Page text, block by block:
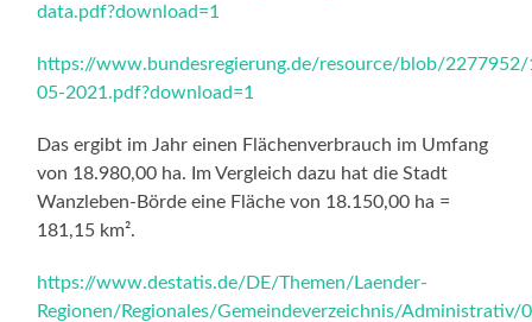
data.pdf?download=1
https://www.bundesregierung.de/resource/blob/
05-2021.pdf?download=1
Das ergibt im Jahr einen Flächenverbrauch im Umfang
von 18.980,00 ha. Im Vergleich dazu hat die Stadt
Wanzleben-Börde eine Fläche von 18.150,00 ha =
181,15 km².
https://www.destatis.de/DE/Themen/Laender-
Regionen/Regionales/Gemeindeverzeichnis/Administrativ/